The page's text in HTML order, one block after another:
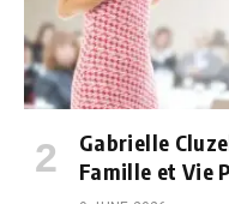
Gabrielle
Famille et Vie